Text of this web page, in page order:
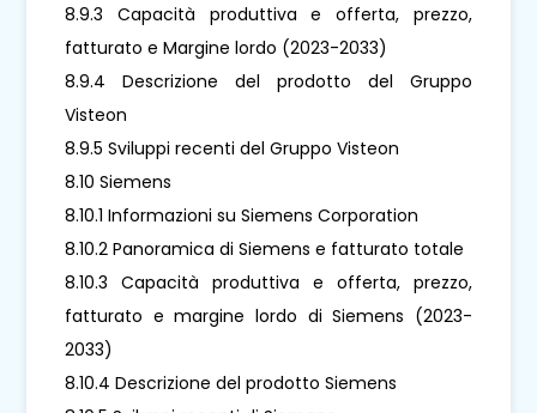
8.9.3 Capacità produttiva e offerta, prezzo,
fatturato e Margine lordo (2023-2033)
8.9.4 Descrizione del prodotto del Gruppo
Visteon
8.9.5 Sviluppi recenti del Gruppo Visteon
8.10 Siemens
8.10.1 Informazioni su Siemens Corporation
8.10.2 Panoramica di Siemens e fatturato totale
8.10.3 Capacità produttiva e offerta, prezzo,
fatturato e margine lordo di Siemens (2023-
2033)
8.10.4 Descrizione del prodotto Siemens